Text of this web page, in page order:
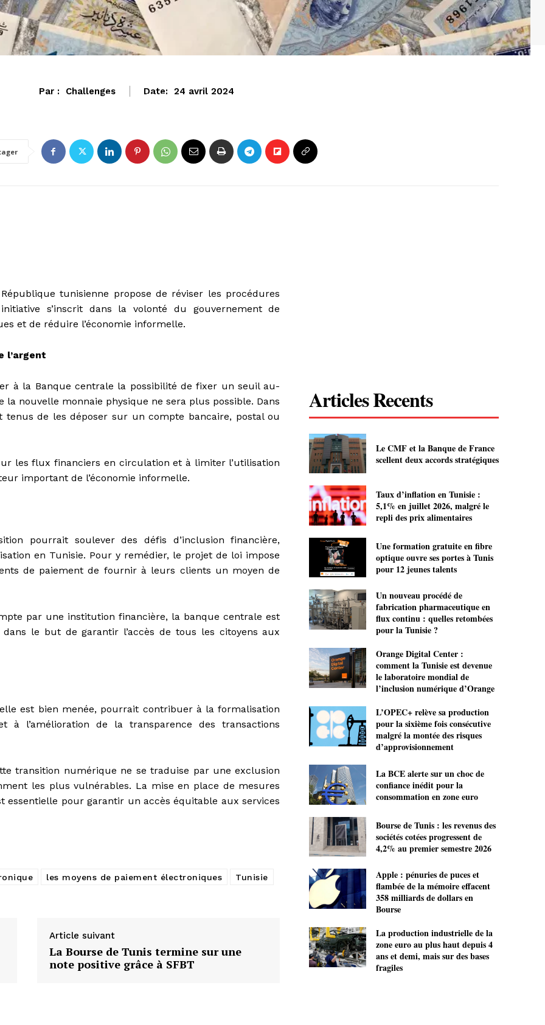
Par : Challenges Date: 24 avril 2024
ECONOMIE
tunisienne propose de réviser les procédures
s’inscrit dans la volonté du gouvernement de
et de réduire l’économie informelle.
l’argent
à la Banque centrale la possibilité de fixer un seuil au-
la nouvelle monnaie physique ne sera plus possible. Dans
tenus de les déposer sur un compte bancaire, postal ou
les flux financiers en circulation et à limiter l’utilisation
important de l’économie informelle.
pourrait soulever des défis d’inclusion financière,
en Tunisie. Pour y remédier, le projet de loi impose
de paiement de fournir à leurs clients un moyen de
par une institution financière, la banque centrale est
le but de garantir l’accès de tous les citoyens aux
est bien menée, pourrait contribuer à la formalisation
l’amélioration de la transparence des transactions
transition numérique ne se traduise par une exclusion
les plus vulnérables. La mise en place de mesures
essentielle pour garantir un accès équitable aux services
les moyens de paiement électroniques Tunisie
Article suivant
La Bourse de Tunis termine sur une
note positive grâce à SFBT
Articles Recents
Le CMF et la Banque de France
scellent deux accords stratégiques
Taux d’inflation en Tunisie :
5,1% en juillet 2026, malgré le
repli des prix alimentaires
Une formation gratuite en fibre
optique ouvre ses portes à Tunis
pour 12 jeunes talents
Un nouveau procédé de
fabrication pharmaceutique en
flux continu : quelles retombées
pour la Tunisie ?
Orange Digital Center :
comment la Tunisie est devenue
le laboratoire mondial de
l’inclusion numérique d’Orange
L’OPEC+ relève sa production
pour la sixième fois consécutive
malgré la montée des risques
d’approvisionnement
La BCE alerte sur un choc de
confiance inédit pour la
consommation en zone euro
Bourse de Tunis : les revenus des
sociétés cotées progressent de
4,2% au premier semestre 2026
Apple : pénuries de puces et
flambée de la mémoire effacent
358 milliards de dollars en
Bourse
La production industrielle de la
zone euro au plus haut depuis 4
ans et demi, mais sur des bases
fragiles